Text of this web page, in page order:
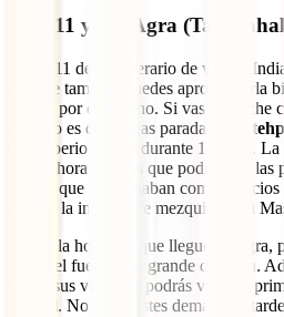
Días 11 y 12: Agra (Taj Mahal)
El día 11 de tu itinerario de viaje a
aunque también puedes aprovecharla
interés por el camino. Si vas en coche
consejo es que hagas parada en
del imperio mogol durante 14 años. La
par de horas, en las que podrás ver las
rojizas que funcionaban como
a ellas, la imponente mezquita Jami
Según la hora a la que llegues a Agra,
, el fuerte más grande de India.
desde sus ventanas podrás ver, por
. No te acuestes demasiado